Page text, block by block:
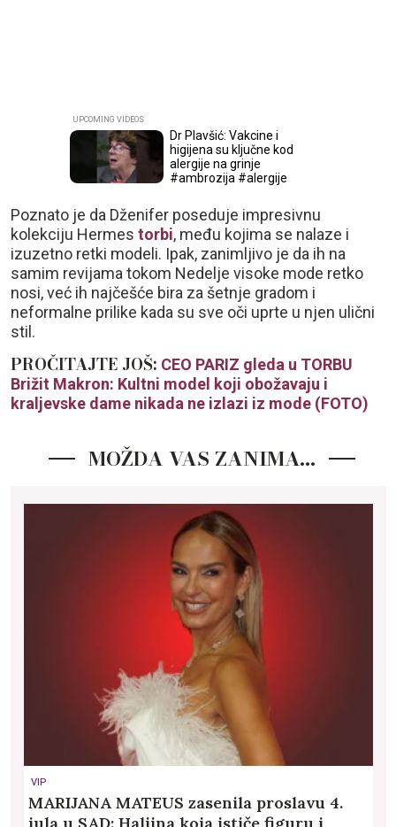
Dr Plavšić: Vakcine i
higijena su ključne kod
alergije na grinje
#ambrozija #alergije
Poznato je da Dženifer poseduje impresivnu
kolekciju Hermes torbi, među kojima se nalaze i
izuzetno retki modeli. Ipak, zanimljivo je da ih na
samim revijama tokom Nedelje visoke mode retko
nosi, već ih najčešće bira za šetnje gradom i
neformalne prilike kada su sve oči uprte u njen ulični
stil.
PROČITAJTE JOŠ: CEO PARIZ gleda u TORBU
Brižit Makron: Kultni model koji obožavaju i
kraljevske dame nikada ne izlazi iz mode (FOTO)
MOŽDA VAS ZANIMA…
VIP
MARIJANA MATEUS zasenila proslavu 4.
jula u SAD: Haljina koja ističe figuru i